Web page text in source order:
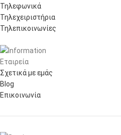
Τηλεφωνικά
Τηλεχειριστήρια
Τηλεπικοινωνίες
Εταιρεία
Σχετικά με εμάς
Blog
Επικοινωνία